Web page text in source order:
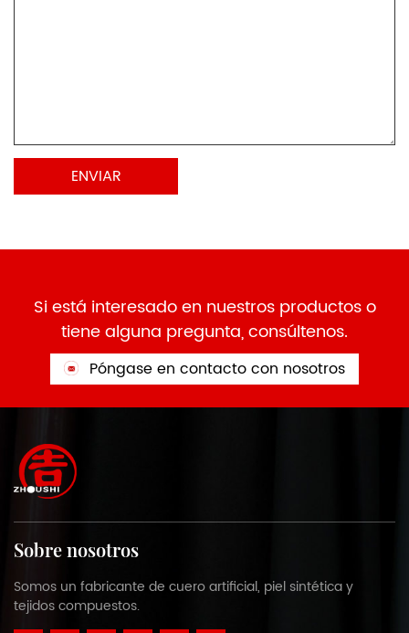
Si está interesado en nuestros productos o
tiene alguna pregunta, consúltenos.
Póngase en contacto con nosotros
Sobre nosotros
Somos un fabricante de cuero artificial, piel sintética y
tejidos compuestos.